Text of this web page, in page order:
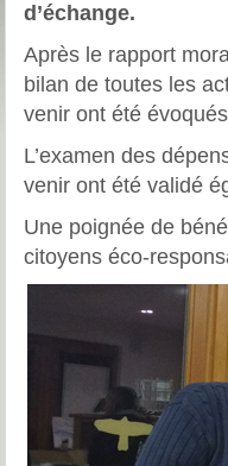
d’échange.
Après le rapport
bilan de toutes les
venir ont été
L’examen des
venir ont été validé
Une poignée de
citoyens éco-